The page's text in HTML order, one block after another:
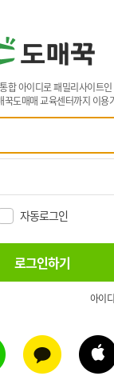
합 아이디로 패밀리사이트인
꾹도매매 교육센터까지 이용
자동로그인
아이